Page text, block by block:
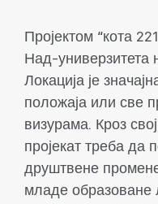
Пројектом “кота
Над-универзитета
Локација је
положаја или све
визурама. Кроз
пројекат треба да
друштвене
младе образоване